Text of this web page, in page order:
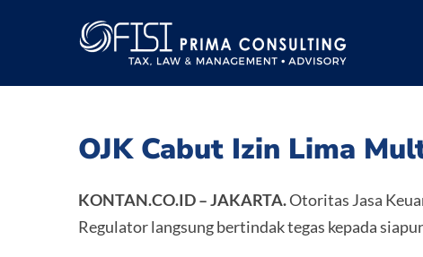
OJK Cabut Izin Lima
KONTAN.CO.ID –JAKARTA.Otoritas Jasa
Regulator langsung bertindak tegas kepada